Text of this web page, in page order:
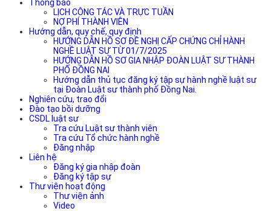
Thông báo
LỊCH CÔNG TÁC VÀ TRỰC TUẦN
NỢ PHÍ THÀNH VIÊN
Hướng dẫn, quy chế, quy định
HƯỚNG DẪN HỒ SƠ ĐỀ NGHỊ CẤP CHỨNG CHỈ HÀNH
NGHỀ LUẬT SƯ TỪ 01/7/2025
HƯỚNG DẪN HỒ SƠ GIA NHẬP ĐOÀN LUẬT SƯ THÀNH
PHỐ ĐỒNG NAI
Hướng dẫn thủ tục đăng ký tập sự hành nghề luật sư
tại Đoàn Luật sư thành phố Đồng Nai.
Nghiên cứu, trao đổi
Đào tạo bồi dưỡng
CSDL luật sư
Tra cứu Luật sư thành viên
Tra cứu Tổ chức hành nghề
Đăng nhập
Liên hệ
Đăng ký gia nhập đoàn
Đăng ký tập sự
Thư viện hoạt động
Thư viện ảnh
Video